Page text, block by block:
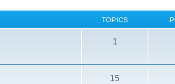
TOPICS
1
15